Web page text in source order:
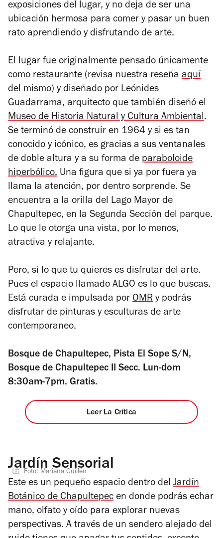
exposiciones del lugar, y no deja de ser una
ubicación hermosa para comer y pasar un buen
rato aprendiendo y disfrutando de arte.
El lugar fue originalmente pensado únicamente
como restaurante (revisa nuestra reseña aquí
del mismo) y diseñado por Leónides
Guadarrama, arquitecto que también diseñó el
Museo de Historia Natural y Cultura Ambiental.
Se terminó de construir en 1964 y si es tan
conocido y icónico, es gracias a sus ventanales
de doble altura y a su forma de paraboloide
hiperbólico. Una figura que si ya por fuera ya
llama la atención, por dentro sorprende. Se
encuentra a la orilla del Lago Mayor de
Chapultepec, en la Segunda Sección del parque.
Lo que le otorga una vista, por lo menos,
atractiva y relajante.
Pero, si lo que tu quieres es disfrutar del arte.
Pues el espacio llamado ALGO es lo que buscas.
Está curada e impulsada por OMR y podrás
disfrutar de pinturas y esculturas de arte
contemporaneo.
Bosque de Chapultepec, Pista El Sope S/N,
Bosque de Chapultepec II Secc. Lun-dom
8:30am-7pm. Gratis.
Leer La Crítica
Jardín Sensorial
Foto: Mariana Guillén
Este es un pequeño espacio dentro del Jardín
Botánico de Chapultepec en donde podrás echar
mano, olfato y oído para explorar nuevas
perspectivas. A través de un sendero alejado del